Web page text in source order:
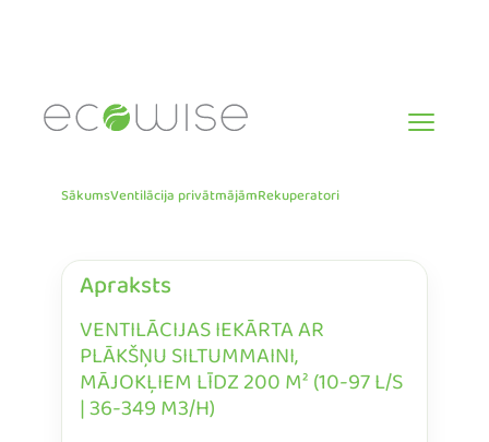
content
SākumsVentilācija privātmājāmRekuperatori
Apraksts
VENTILĀCIJAS IEKĀRTA AR
PLĀKŠŅU SILTUMMAINI,
MĀJOKĻIEM LĪDZ 200 M² (10-97 L/S
| 36-349 M3/H)